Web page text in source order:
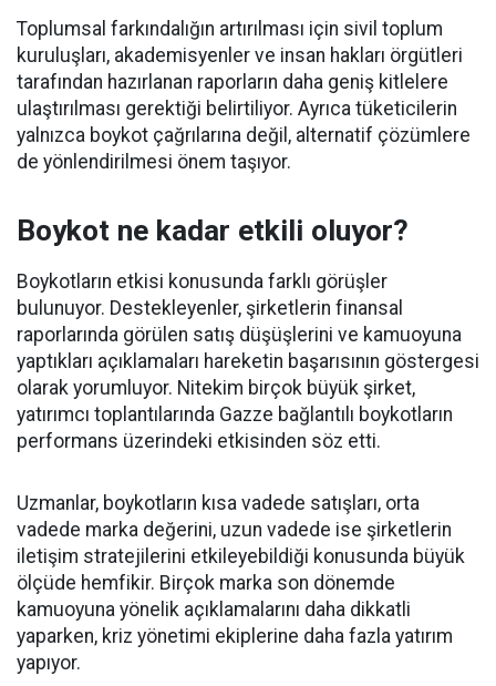
Toplumsal farkındalığın artırılması için sivil toplum
kuruluşları, akademisyenler ve insan hakları örgütleri
tarafından hazırlanan raporların daha geniş kitlelere
ulaştırılması gerektiği belirtiliyor. Ayrıca tüketicilerin
yalnızca boykot çağrılarına değil, alternatif çözümlere
de yönlendirilmesi önem taşıyor.
Boykot ne kadar etkili oluyor?
Boykotların etkisi konusunda farklı görüşler
bulunuyor. Destekleyenler, şirketlerin finansal
raporlarında görülen satış düşüşlerini ve kamuoyuna
yaptıkları açıklamaları hareketin başarısının göstergesi
olarak yorumluyor. Nitekim birçok büyük şirket,
yatırımcı toplantılarında Gazze bağlantılı boykotların
performans üzerindeki etkisinden söz etti.
Uzmanlar, boykotların kısa vadede satışları, orta
vadede marka değerini, uzun vadede ise şirketlerin
iletişim stratejilerini etkileyebildiği konusunda büyük
ölçüde hemfikir. Birçok marka son dönemde
kamuoyuna yönelik açıklamalarını daha dikkatli
yaparken, kriz yönetimi ekiplerine daha fazla yatırım
yapıyor.